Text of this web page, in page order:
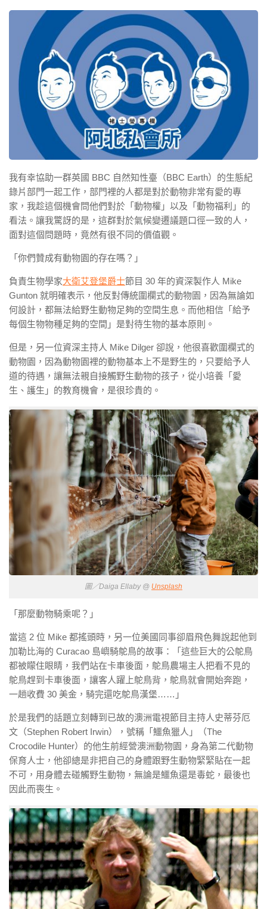
我有幸協助一群英國 BBC 自然知性臺（BBC Earth）的生態紀
錄片部門一起工作，部門裡的人都是對於動物非常有愛的專
家，我趁這個機會問他們對於「動物權」以及「動物福利」的
看法。讓我驚訝的是，這群對於氣候變遷議題口徑一致的人，
面對這個問題時，竟然有很不同的價值觀。
「你們贊成有動物園的存在嗎？」
負責生物學家大衛艾登堡爵士節目 30 年的資深製作人 Mike
Gunton 就明確表示，他反對傳統圍欄式的動物園，因為無論如
何設計，都無法給野生動物足夠的空間生息。而他相信「給予
每個生物物種足夠的空間」是對待生物的基本原則。
但是，另一位資深主持人 Mike Dilger 卻說，他很喜歡圍欄式的
動物園，因為動物園裡的動物基本上不是野生的，只要給予人
道的待遇，讓無法親自接觸野生動物的孩子，從小培養「愛
生、護生」的教育機會，是很珍貴的。
圖／Daiga Ellaby @ Unsplash
「那麼動物騎乘呢？」
當這 2 位 Mike 都搖頭時，另一位美國同事卻眉飛色舞說起他到
加勒比海的 Curacao 島嶼騎鴕鳥的故事：「這些巨大的公鴕鳥
都被矇住眼睛，我們站在卡車後面，鴕鳥農場主人把看不見的
鴕鳥趕到卡車後面，讓客人躍上鴕鳥背，鴕鳥就會開始奔跑，
一趟收費 30 美金，騎完還吃鴕鳥漢堡……」
於是我們的話題立刻轉到已故的澳洲電視節目主持人史蒂芬厄
文（Stephen Robert Irwin），號稱「鱷魚獵人」（The
Crocodile Hunter）的他生前經營澳洲動物園，身為第二代動物
保育人士，他卻總是非把自己的身體跟野生動物緊緊貼在一起
不可，用身體去碰觸野生動物，無論是鱷魚還是毒蛇，最後也
因此而喪生。